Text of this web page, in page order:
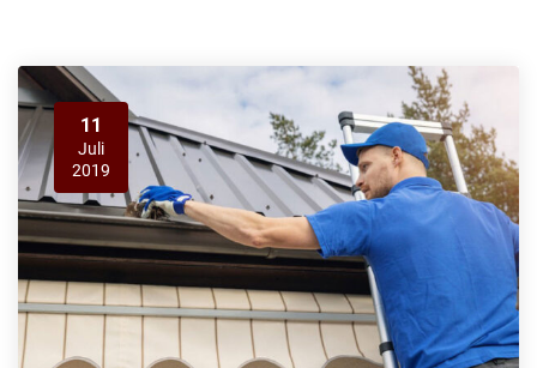
11
Juli
2019